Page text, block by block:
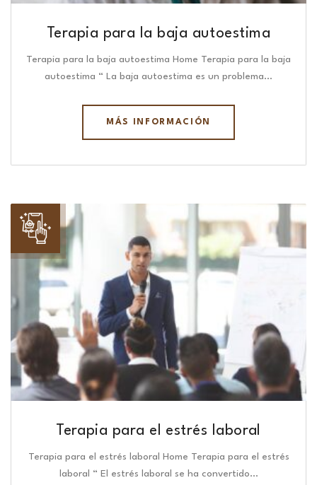
Terapia para la baja autoestima
Terapia para la baja autoestima Home Terapia para la baja
autoestima “ La baja autoestima es un problema…
MÁS INFORMACIÓN
Terapia para el estrés laboral
Terapia para el estrés laboral Home Terapia para el estrés
laboral “ El estrés laboral se ha convertido…